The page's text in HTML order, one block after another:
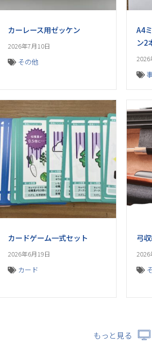
カーレース用ゼッケン
2026年7月10日
その他
A4
ン2
2026
カードゲーム一式セット
2026年6月19日
カード
弓
2026
もっと見る